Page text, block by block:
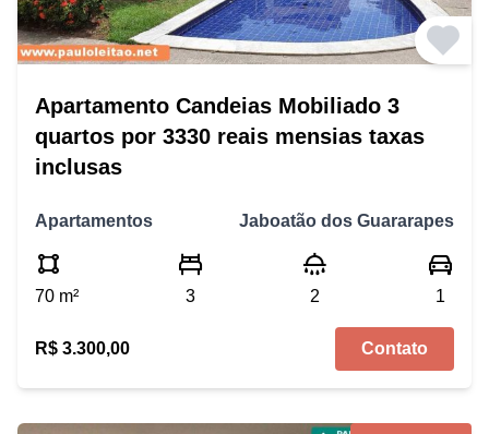
Apartamento Candeias Mobiliado 3
quartos por 3330 reais mensias taxas
inclusas
Apartamentos Jaboatão dos Guararapes
70 m² 3 2 1
R$ 3.300,00 Contato